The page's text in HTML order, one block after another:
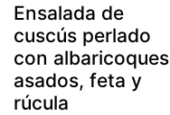
Ensalada de
cuscús perlado
con albaricoques
asados, feta y
rúcula